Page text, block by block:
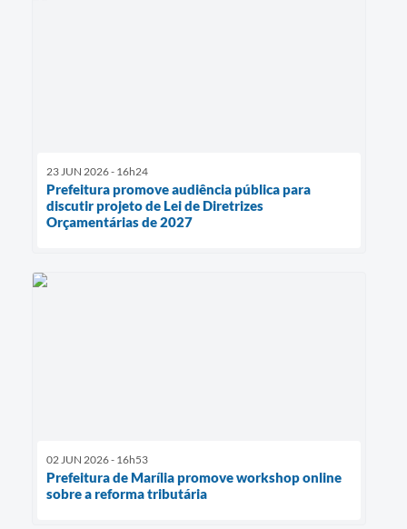
23 JUN 2026 - 16h24
Prefeitura promove audiência pública para
discutir projeto de Lei de Diretrizes
Orçamentárias de 2027
02 JUN 2026 - 16h53
Prefeitura de Marília promove workshop online
sobre a reforma tributária